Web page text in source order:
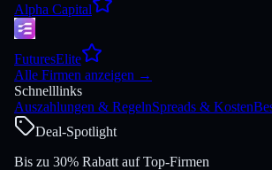
Alpha Capital
FuturesElite
Alle Firmen anzeigen →
Schnelllinks
Auszahlungen & RegelnSpreads & Kosten
Deal-Spotlight
Bis zu 30% Rabatt auf Top-Firmen